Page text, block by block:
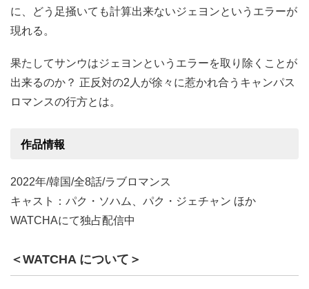
に、どう足掻いても計算出来ないジェヨンというエラーが
現れる。
果たしてサンウはジェヨンというエラーを取り除くことが
出来るのか？ 正反対の2人が徐々に惹かれ合うキャンパス
ロマンスの行方とは。
作品情報
2022年/韓国/全8話/ラブロマンス
キャスト：パク・ソハム、パク・ジェチャン ほか
WATCHAにて独占配信中
＜WATCHA について＞